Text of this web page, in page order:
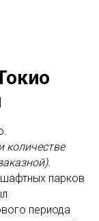
количестве
парков
периода